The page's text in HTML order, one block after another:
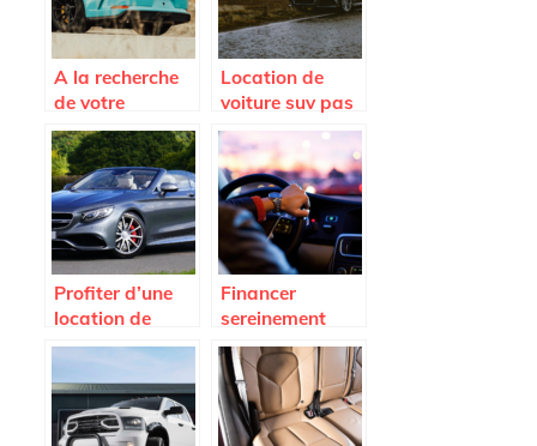
A la recherche
de votre
Porsche ideale
Location de
voiture suv pas
cher : les
avantages a
decouvrir
Profiter d’une
location de
voiture haut de
voyager avec
style
Financer
sereinement
l’achat de votre
vehicule